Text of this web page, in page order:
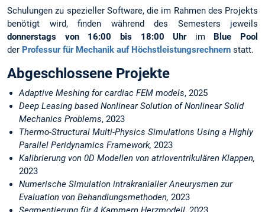
Schulungen zu spezieller Software, die im Rahmen des Projekts
benötigt wird, finden während des Semesters jeweils
donnerstags von 16:00 bis 18:00 Uhrim Blue Pool
der Professur für Mechanik auf Höchstleistungsrechnern statt.
Abgeschlossene Projekte
Adaptive Meshing for cardiac FEM models, 2025
Deep Leasing based Nonlinear Solution of Nonlinear Solid
Mechanics Problems, 2023
Thermo-Structural Multi-Physics Simulations Using a Highly
Parallel Peridynamics Framework, 2023
Kalibrierung von 0D Modellen von atrioventrikulären Klappen,
2023
Numerische Simulation intrakranialler Aneurysmen zur
Evaluation von Behandlungsmethoden, 2023